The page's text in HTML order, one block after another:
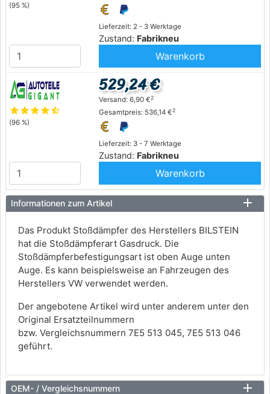
(95 %)
Lieferzeit: 2 - 3 Werktage
Zustand: Fabrikneu
Warenkorb
starstarstarstarstar_half
(96 %)
Lieferzeit: 3 - 7 Werktage
Zustand: Fabrikneu
529,24 €
Versand: 6,90 €2
Gesamtpreis: 536,14 €2
Warenkorb
Informationen zum Artikel
Das Produkt Stoßdämpfer des Herstellers BILSTEIN
hat die Stoßdämpferart Gasdruck. Die
Stoßdämpferbefestigungsart ist oben Auge unten
Auge. Es kann beispielsweise an Fahrzeugen des
Herstellers VW verwendet werden.
Der angebotene Artikel wird unter anderem unter den
Original Ersatzteilnummern
bzw. Vergleichsnummern 7E5 513 045, 7E5 513 046
geführt.
OEM- / Vergleichsnummern